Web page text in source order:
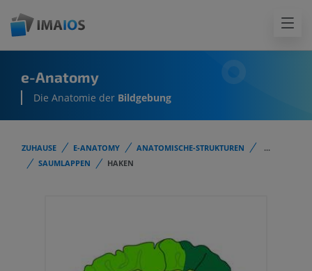
e-Anatomy
Die Anatomie der Bildgebung
ZUHAUSE E-ANATOMY ANATOMISCHE-STRUKTUREN
...
SAUMLAPPEN
HAKEN